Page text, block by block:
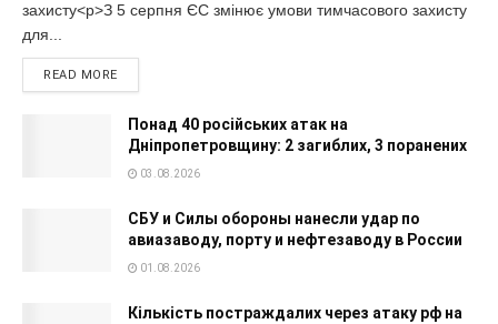
захисту<p>З 5 серпня ЄС змінює умови тимчасового захисту
для...
READ MORE
Понад 40 російських атак на
Дніпропетровщину: 2 загиблих, 3 поранених
03.08.2026
СБУ и Силы обороны нанесли удар по
авиазаводу, порту и нефтезаводу в России
01.08.2026
Кількість постраждалих через атаку рф на